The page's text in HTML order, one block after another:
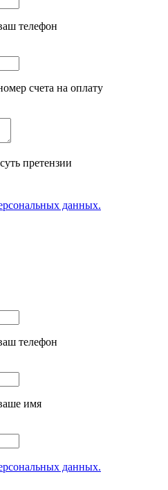
телефон
счета на оплату
претензии
данных.
телефон
имя
данных.